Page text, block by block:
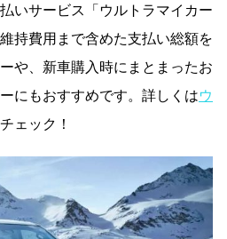
いサービス「ウルトラマイカー
持費用まで含めた支払い総額を
や、新車購入時にまとまったお
にもおすすめです。詳しくはウ
ェック！